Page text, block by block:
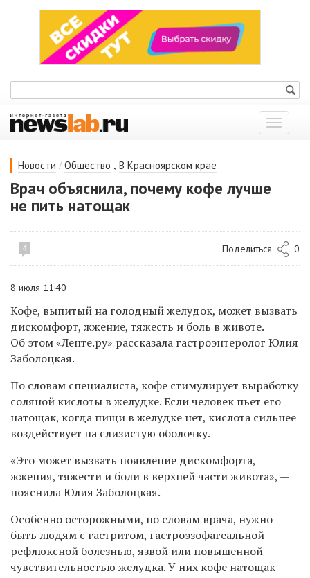
Показать
меню
Новости / Общество , В Красноярском крае
Врач объяснила, почему кофе лучше
не пить натощак
4 Поделиться 0
8 июля 11:40
Кофе, выпитый на голодный желудок, может вызвать
дискомфорт, жжение, тяжесть и боль в животе.
Об этом «Ленте.ру» рассказала гастроэнтеролог Юлия
Заболоцкая.
По словам специалиста, кофе стимулирует выработку
соляной кислоты в желудке. Если человек пьет его
натощак, когда пищи в желудке нет, кислота сильнее
воздействует на слизистую оболочку.
«Это может вызвать появление дискомфорта,
жжения, тяжести и боли в верхней части живота», —
пояснила Юлия Заболоцкая.
Особенно осторожными, по словам врача, нужно
быть людям с гастритом, гастроэзофагеальной
рефлюксной болезнью, язвой или повышенной
чувствительностью желудка. У них кофе натощак